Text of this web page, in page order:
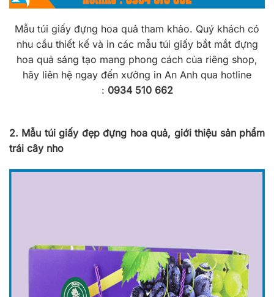
Mẫu túi giấy đựng hoa quả tham khảo. Quý khách có
nhu cầu thiết kế và in các mẫu túi giấy bắt mắt đựng
hoa quả sáng tạo mang phong cách của riêng shop,
hãy liên hệ ngay đến xưởng in An Anh qua hotline
: 0934 510 662
2. Mẫu túi giấy đẹp đựng hoa quả, giới thiệu sản phẩm
trái cây nho